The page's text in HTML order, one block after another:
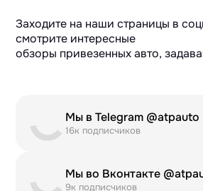
Заходите на наши страницы в
смотрите интересные
обзоры привезенных авто,
Мы в Telegram @atpauto
16к подписчиков
Мы во Вконтакте
9к подписчиков